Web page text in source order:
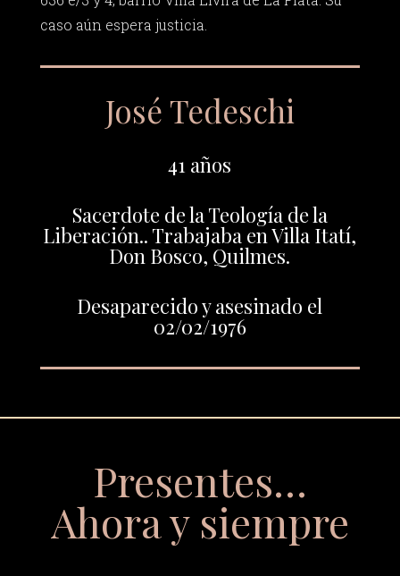
caso aún espera justicia.
José Tedeschi
41 años
Sacerdote de la Teología de la
Liberación.. Trabajaba en Villa Itatí,
Don Bosco, Quilmes.
Desaparecido y asesinado el
02/02/1976
Presentes…
Ahora y siempre